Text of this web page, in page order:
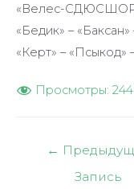
«Велес-СДЮСШОР»
«Бедик» – «Баксан»
«Керт» – «Псыкод»
Просмотры: 244
Навигация
←
Запись